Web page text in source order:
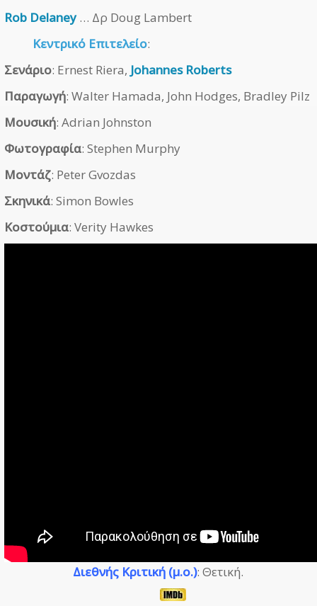
Rob Delaney… Δρ Doug Lambert
Κεντρικό Επιτελείο:
Σενάριο: Ernest Riera, Johannes Roberts
Παραγωγή: Walter Hamada, John Hodges, Bradley Pilz
Μουσική: Adrian Johnston
Φωτογραφία: Stephen Murphy
Μοντάζ: Peter Gvozdas
Σκηνικά: Simon Bowles
Κοστούμια: Verity Hawkes
Διεθνής Κριτική (μ.ο.): Θετική.